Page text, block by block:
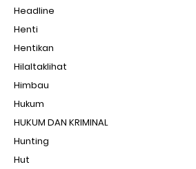
Headline
Henti
Hentikan
Hilaltaklihat
Himbau
Hukum
HUKUM DAN KRIMINAL
Hunting
Hut